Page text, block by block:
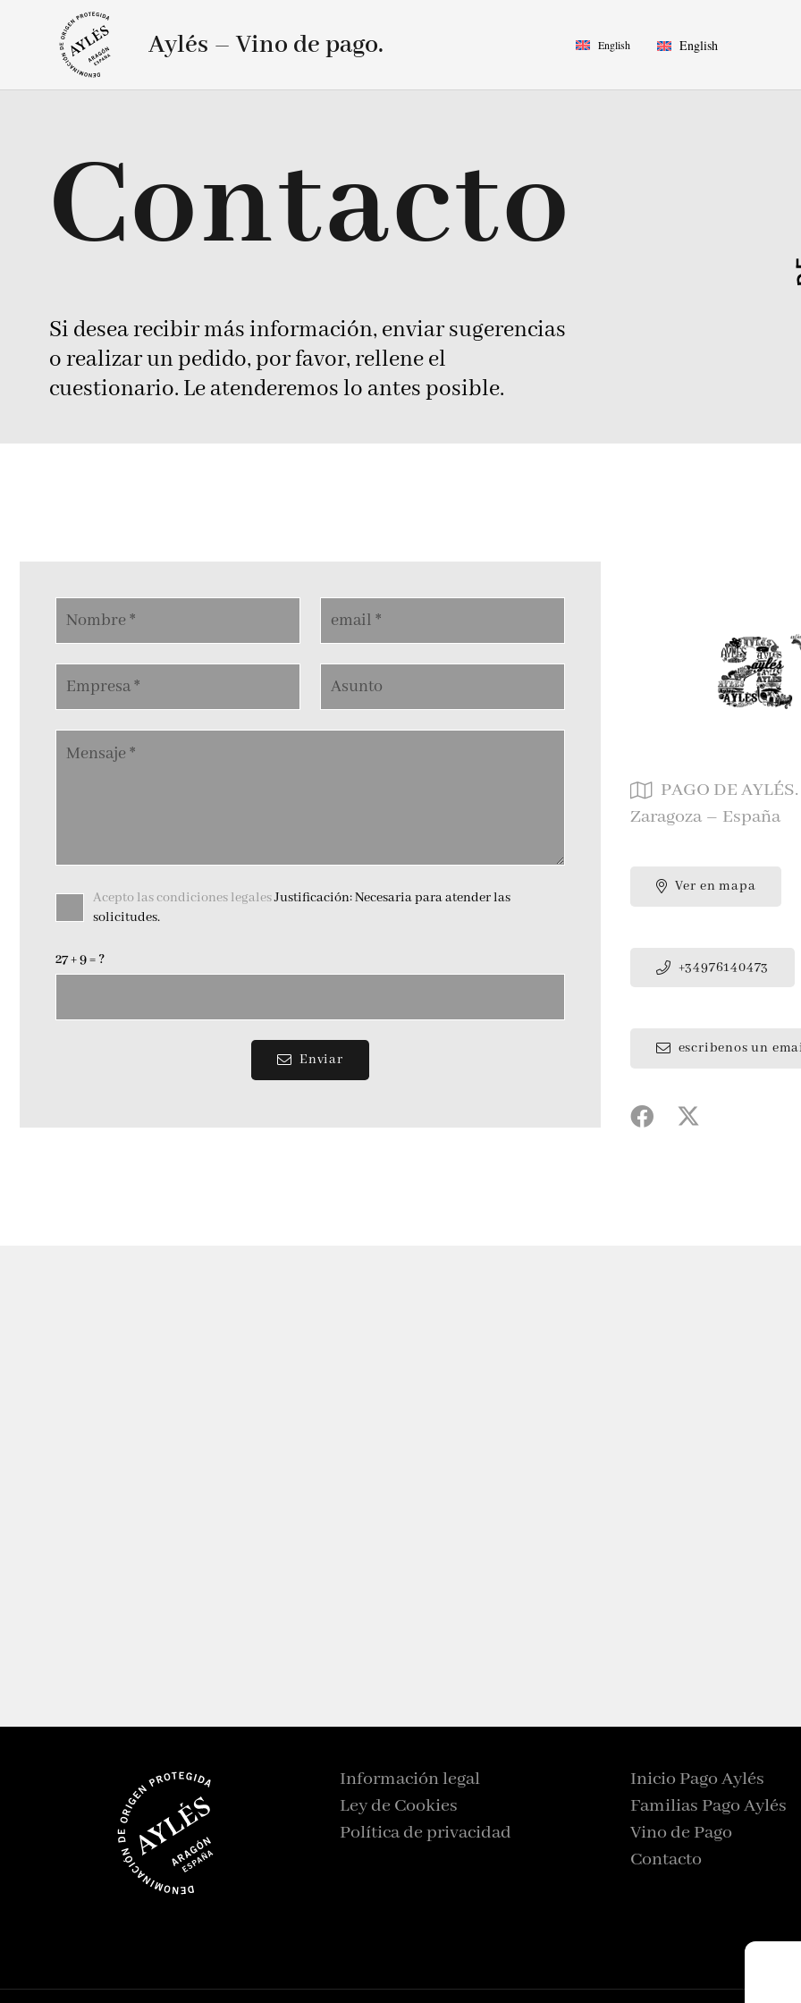
Aylés – Vino de pago. English English
Contacto
Si desea recibir más información, enviar sugerencias
o realizar un pedido, por favor, rellene el
cuestionario. Le atenderemos lo antes posible.
Acepto las condiciones legalesJustificación: Necesaria para atender las
solicitudes.
27 + 9 = ?
Enviar
PAGO DE
Zaragoza – España
Ver en mapa
+34976140473
escribenos un
Información legal
Ley de Cookies
Política de privacidad
Inicio Pago Aylés
Familias Pago Aylés
Vino de Pago
Contacto